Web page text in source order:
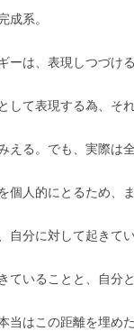
成系。
ーは、表現しつづけ
して表現する為、そ
える。でも、実際は
個人的にとるため、
自分に対して起きて
ていることと、自分と
当はこの距離を埋めた